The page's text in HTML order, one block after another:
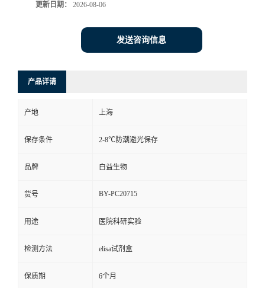
更新日期： 2026-08-06
发送咨询信息
产品详请
产地 上海
保存条件 2-8℃防潮避光保存
品牌 白益生物
货号 BY-PC20715
用途 医院科研实验
检测方法 elisa试剂盒
保质期 6个月